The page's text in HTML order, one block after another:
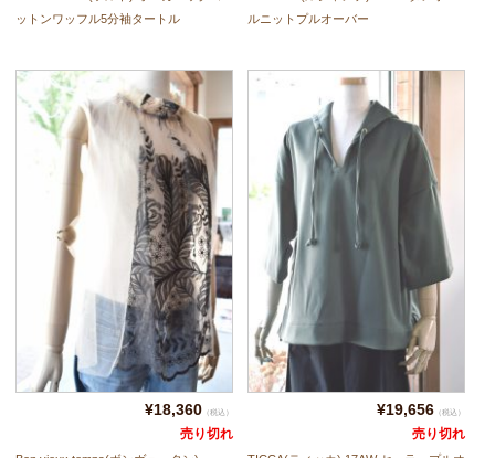
ットンワッフル5分袖タートル
ルニットプルオーバー
¥18,360 （税込）
売り切れ
¥19,656（税込）
売り切れ